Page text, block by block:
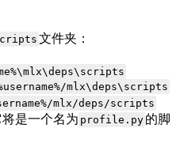
文件夹：
mlx\deps\scripts
mlx/deps/scripts
是一个名为 profile.py 的脚